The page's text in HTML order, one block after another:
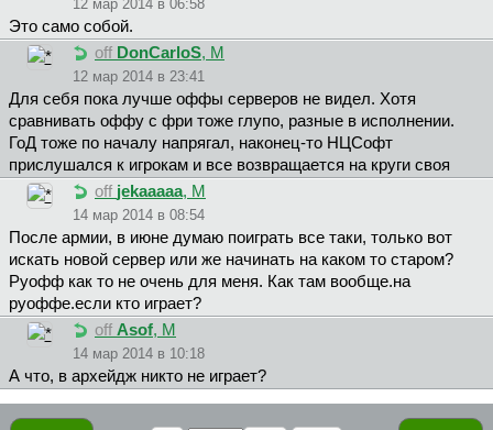
12 мар 2014 в 06:58
Это само собой.
off DonCarloS, М
12 мар 2014 в 23:41
Для себя пока лучше оффы серверов не видел. Хотя
сравнивать оффу с фри тоже глупо, разные в исполнении.
ГоД тоже по началу напрягал, наконец-то НЦСофт
прислушался к игрокам и все возвращается на круги своя
off jekaaaaa, М
14 мар 2014 в 08:54
После армии, в июне думаю поиграть все таки, только вот
искать новой сервер или же начинать на каком то старом?
Руофф как то не очень для меня. Как там вообще.на
руоффе.если кто играет?
off Asof, М
14 мар 2014 в 10:18
А что, в архейдж никто не играет?